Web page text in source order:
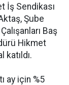
İş Sendikası
Şube
Baş
Hikmet
ay için %5